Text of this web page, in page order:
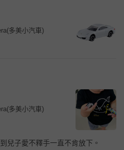
多美小汽車)
多美小汽車)
兒子愛不釋手一直不肯放下。